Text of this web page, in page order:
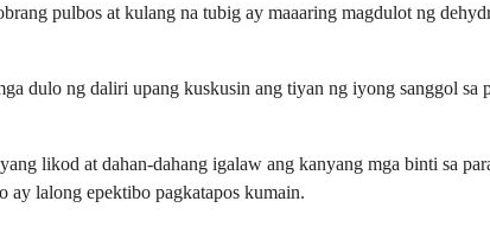
pulbos at kulang na tubig ay maaaring magdulot ng
dulo ng daliri upang kuskusin ang tiyan ng iyong sanggol sa
likod at dahan-dahang igalaw ang kanyang mga binti sa
ay lalong epektibo pagkatapos kumain.